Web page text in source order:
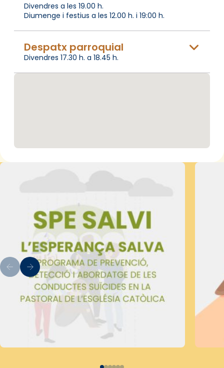
Divendres a les 19.00 h.
Diumenge i festius a les 12.00 h. i 19:00 h.
Despatx parroquial
Divendres 17.30 h. a 18.45 h.